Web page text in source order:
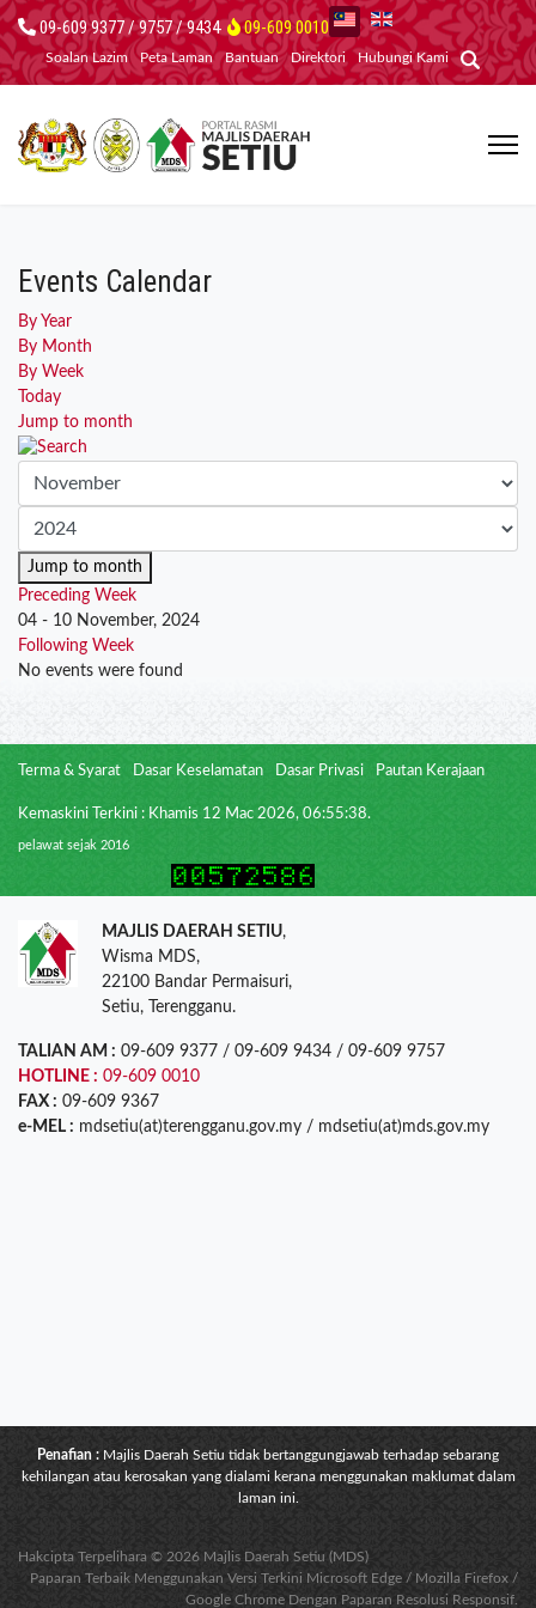
09-609 9377 / 9757 / 9434 09-609 0010
Soalan Lazim Peta Laman Bantuan Direktori Hubungi Kami
Events Calendar
By Year
By Month
By Week
Today
Jump to month
Jump to month
Preceding Week
04 - 10 November, 2024
Following Week
No events were found
Terma & Syarat Dasar Keselamatan Dasar Privasi Pautan Kerajaan
Kemaskini Terkini : Khamis 12 Mac 2026, 06:55:38.
pelawat sejak 2016
MAJLIS DAERAH SETIU,
Wisma MDS,
22100 Bandar Permaisuri,
Setiu, Terengganu.
TALIAN AM : 09-609 9377 / 09-609 9434 / 09-609 9757
HOTLINE : 09-609 0010
FAX : 09-609 9367
e-MEL : mdsetiu(at)terengganu.gov.my / mdsetiu(at)mds.gov.my
Penafian : Majlis Daerah Setiu tidak bertanggungjawab terhadap sebarang
kehilangan atau kerosakan yang dialami kerana menggunakan maklumat dalam
laman ini.
Hakcipta Terpelihara © 2026 Majlis Daerah Setiu (MDS)
Paparan Terbaik Menggunakan Versi Terkini Microsoft Edge / Mozilla Firefox /
Google Chrome Dengan Paparan Resolusi Responsif.